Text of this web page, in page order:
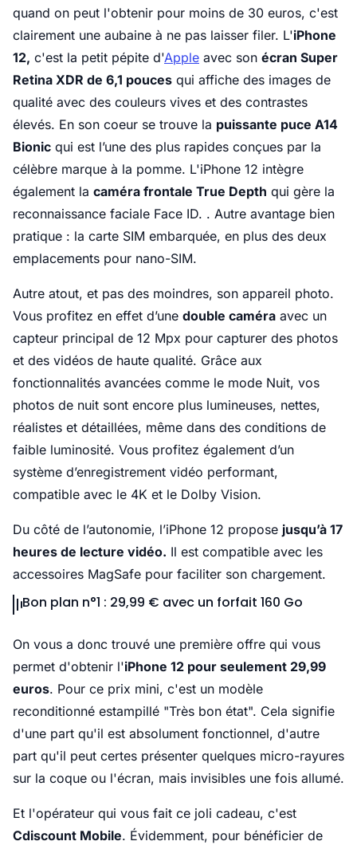
quand on peut l'obtenir pour moins de 30 euros, c'est
clairement une aubaine à ne pas laisser filer. L'iPhone
12, c'est la petit pépite d'Apple avec son écran Super
Retina XDR de 6,1 pouces qui affiche des images de
qualité avec des couleurs vives et des contrastes
élevés. En son coeur se trouve la puissante puce A14
Bionic qui est l’une des plus rapides conçues par la
célèbre marque à la pomme. L'iPhone 12 intègre
également la caméra frontale True Depth qui gère la
reconnaissance faciale Face ID. . Autre avantage bien
pratique : la carte SIM embarquée, en plus des deux
emplacements pour nano-SIM.
Autre atout, et pas des moindres, son appareil photo.
Vous profitez en effet d’une double caméra avec un
capteur principal de 12 Mpx pour capturer des photos
et des vidéos de haute qualité. Grâce aux
fonctionnalités avancées comme le mode Nuit, vos
photos de nuit sont encore plus lumineuses, nettes,
réalistes et détaillées, même dans des conditions de
faible luminosité. Vous profitez également d’un
système d’enregistrement vidéo performant,
compatible avec le 4K et le Dolby Vision.
Du côté de l’autonomie, l’iPhone 12 propose jusqu’à 17
heures de lecture vidéo. Il est compatible avec les
accessoires MagSafe pour faciliter son chargement.
Bon plan n°1 : 29,99 € avec un forfait 160 Go
On vous a donc trouvé une première offre qui vous
permet d'obtenir l'iPhone 12 pour seulement 29,99
euros. Pour ce prix mini, c'est un modèle
reconditionné estampillé "Très bon état". Cela signifie
d'une part qu'il est absolument fonctionnel, d'autre
part qu'il peut certes présenter quelques micro-rayures
sur la coque ou l'écran, mais invisibles une fois allumé.
Et l'opérateur qui vous fait ce joli cadeau, c'est
Cdiscount Mobile. Évidemment, pour bénéficier de